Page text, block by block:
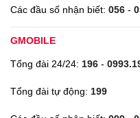
Các đầu số nhận biết: 056 -
GMOBILE
Tổng đài 24/24: 196 -
Tổng đài tự động: 199